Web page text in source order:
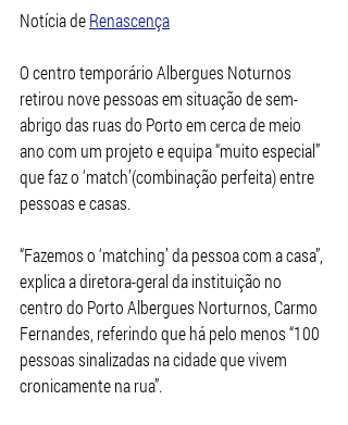
Notícia de Renascença
O centro temporário Albergues Noturnos
retirou nove pessoas em situação de sem-
abrigo das ruas do Porto em cerca de meio
ano com um projeto e equipa “muito especial”
que faz o ‘match’(combinação perfeita) entre
pessoas e casas.
“Fazemos o ‘matching’ da pessoa com a casa”,
explica a diretora-geral da instituição no
centro do Porto Albergues Norturnos, Carmo
Fernandes, referindo que há pelo menos “100
pessoas sinalizadas na cidade que vivem
cronicamente na rua”.